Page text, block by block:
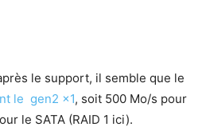
le support, il semble que le
le gen2 x1, soit 500 Mo/s pour
le SATA (RAID 1 ici).